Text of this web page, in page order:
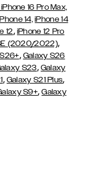
iPhone 16 Pro Max,
14, iPhone 14
12, iPhone 12 Pro
(2020/2022),
, Galaxy S26
S23, Galaxy
, Galaxy S21 Plus,
S9+,Galaxy